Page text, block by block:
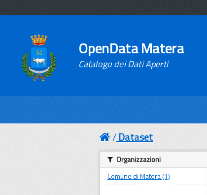
OpenData Matera
Catalogo dei Dati Aperti
Dataset
Organizzazioni
Comune di Matera (1)